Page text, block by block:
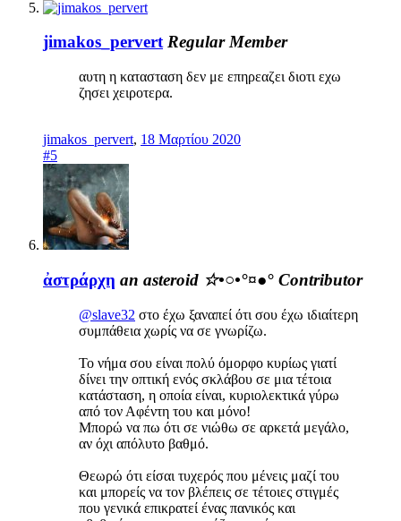
jimakos_pervert Regular Member
αυτη η κατασταση δεν με επηρεαζει διοτι εχω
ζησει χειροτερα.
jimakos_pervert, 18 Μαρτίου 2020
#5
ἀστράρχη an asteroid ☆•○•°¤●° Contributor
@slave32 στο έχω ξαναπεί ότι σου έχω ιδιαίτερη
συμπάθεια χωρίς να σε γνωρίζω.
Το νήμα σου είναι πολύ όμορφο κυρίως γιατί
δίνει την οπτική ενός σκλάβου σε μια τέτοια
κατάσταση, η οποία είναι, κυριολεκτικά γύρω
από τον Αφέντη του και μόνο!
Μπορώ να πω ότι σε νιώθω σε αρκετά μεγάλο,
αν όχι απόλυτο βαθμό.
Θεωρώ ότι είσαι τυχερός που μένεις μαζί του
και μπορείς να τον βλέπεις σε τέτοιες στιγμές
που γενικά επικρατεί ένας πανικός και